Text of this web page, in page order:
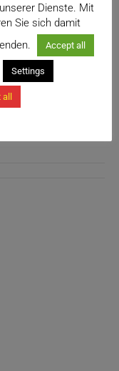
Dienste. Mit
Sie sich damit
Accept all
Settings